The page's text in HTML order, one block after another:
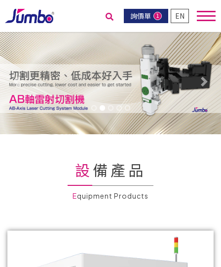
詢價單 1 EN
送出搜尋
Previous
Next
設備產品
Equipment Products